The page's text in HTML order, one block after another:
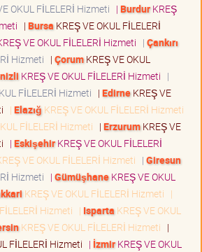
OKUL FİLELERİ Hizmeti | BurdurKREŞ
| Bursa KREŞ VE OKUL FİLELERİ
VE OKUL FİLELERİ Hizmeti | Çankırı
Hizmeti | ÇorumKREŞ VE OKUL
KREŞ VE OKUL FİLELERİ Hizmeti |
FİLELERİ Hizmeti | EdirneKREŞ VE
| Elazığ KREŞ VE OKUL FİLELERİ Hizmeti
FİLELERİ Hizmeti | ErzurumKREŞ VE
| EskişehirKREŞ VE OKUL FİLELERİ
VE OKUL FİLELERİ Hizmeti | Giresun
Hizmeti | GümüşhaneKREŞ VE OKUL
KREŞ VE OKUL FİLELERİ Hizmeti |
Hizmeti | Isparta KREŞ VE OKUL
KREŞ VE OKUL FİLELERİ Hizmeti |
FİLELERİ Hizmeti | İzmirKREŞ VE OKUL